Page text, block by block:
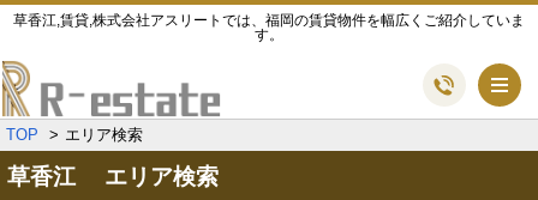
草香江,賃貸,株式会社アスリートでは、福岡の賃貸物件を幅広くご紹介していま
す。
TOP エリア検索
草香江 エリア検索